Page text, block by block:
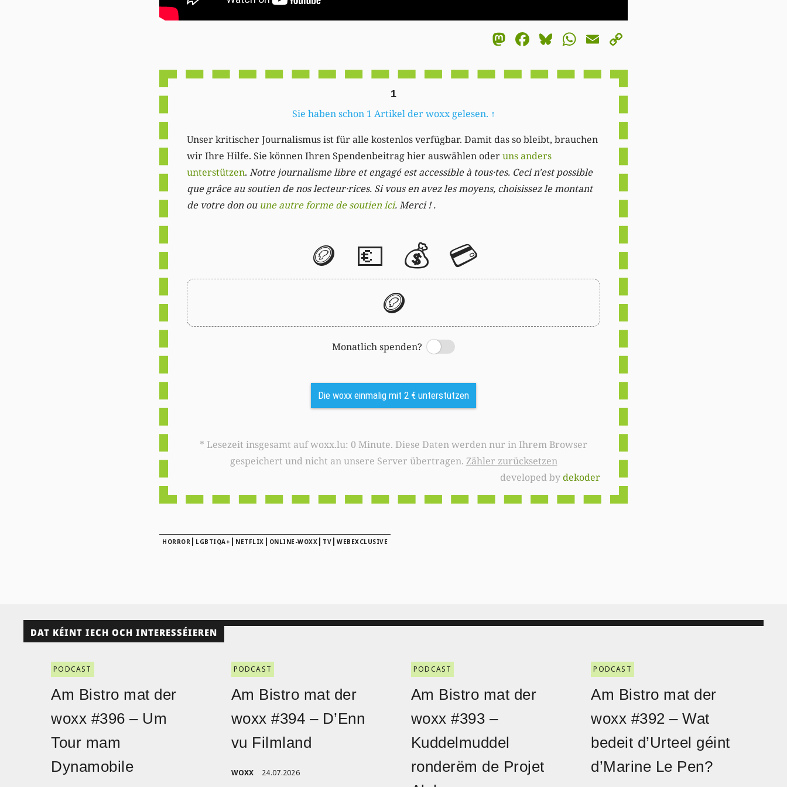
Mastodon
Facebook
Bluesky
WhatsApp
Email
1
Sie haben schon 1 Artikel der woxx gelesen. ↑
Unser kritischer Journalismus ist für alle kostenlos verfügbar. Damit das so bleibt, brauchen
wir Ihre Hilfe. Sie können Ihren Spendenbeitrag hier auswählen oderuns anders
unterstützen. Notre journalisme libre et engagé est accessible à tous·tes. Ceci n'est possible
que grâce au soutien de nos lecteur·rices. Si vous en avez les moyens, choisissez le montant
de votre don ou une autre forme de soutien ici. Merci ! .
🪙 💶 💰 💳
🪙
Monatlich spenden?
Switch
Die woxx einmalig mit 2 € unterstützen
* Lesezeit insgesamt auf woxx.lu: 0 Minute. Diese Daten werden nur in Ihrem Browser
gespeichert und nicht an unsere Server übertragen. Zähler zurücksetzen
developed bydekoder
HORROR | LGBTIQA+ | NETFLIX | ONLINE-WOXX | TV | WEBEXCLUSIVE
DAT KÉINT IECH OCH INTERESSÉIEREN
PODCAST
Am Bistro mat der
woxx #396 – Um
Tour mam
Dynamobile
PODCAST
Am Bistro mat der
woxx #394 – D’Enn
vu Filmland
WOXX 24.07.2026
PODCAST
Am Bistro mat der
woxx #393 –
Kuddelmuddel
ronderëm de Projet
PODCAST
Am Bistro mat der
woxx #392 – Wat
bedeit d’Urteel géint
d’Marine Le Pen?